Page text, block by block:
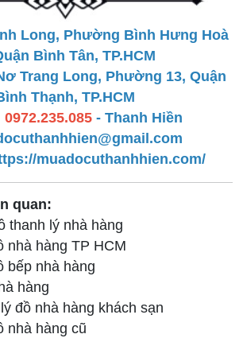
Long, Phường Bình Hưng Hoà
Bình Tân, TP.HCM
Trang Long, Phường 13, Quận
Thạnh, TP.HCM
0972.235.085 - Thanh Hiền
muadocuthanhhien.com/
quan:
thanh lý nhà hàng
nhà hàng TP HCM
bếp nhà hàng
hàng
đồ nhà hàng khách sạn
nhà hàng cũ